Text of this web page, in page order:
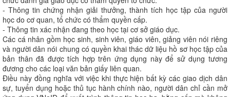
- Thông tin chứng nhận giải thưởng, thành tích học tập của người
học do cơ quan, tổ chức có thẩm quyền cấp.
- Thông tin xác nhận đang theo học tại cơ sở giáo dục.
Các cá nhân gồm học sinh, sinh viên, giáo viên, giảng viên nói riêng
và người dân nói chung có quyền khai thác dữ liệu hồ sơ học tập của
bản thân đã được tích hợp trên ứng dụng này để sử dụng tương
đương cho các loại văn bản giấy liên quan.
Điều này đồng nghĩa với việc khi thực hiện bất kỳ các giao dịch dân
sự, tuyển dụng hoặc thủ tục hành chính nào, người dân chỉ cần mở